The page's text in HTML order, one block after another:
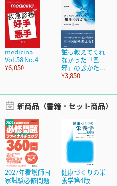
medicina
Vol.58 No.4
¥6,050
誰も教えてくれ
なかった「風
邪」の診かた...
¥3,850
新商品（書籍・セット商品）
2027年看護師国
家試験必修問題
健康づくりの栄
養学第4版